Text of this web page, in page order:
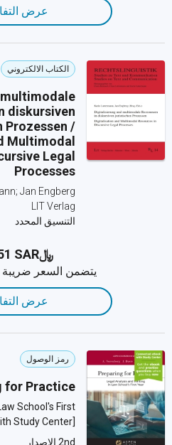
عرض
الكتاب الالكتروني
diskursiven
Prozessen /
Multimodal
Legal
Processes
Jan Engberg
LIT Verlag
التنسيق المحدد
﷼‎323.51 SAR
يتضمن السعر ضريبة
عرض
رمز الوصول
for Practice
School's First
Study Center]
2nd الإصدار